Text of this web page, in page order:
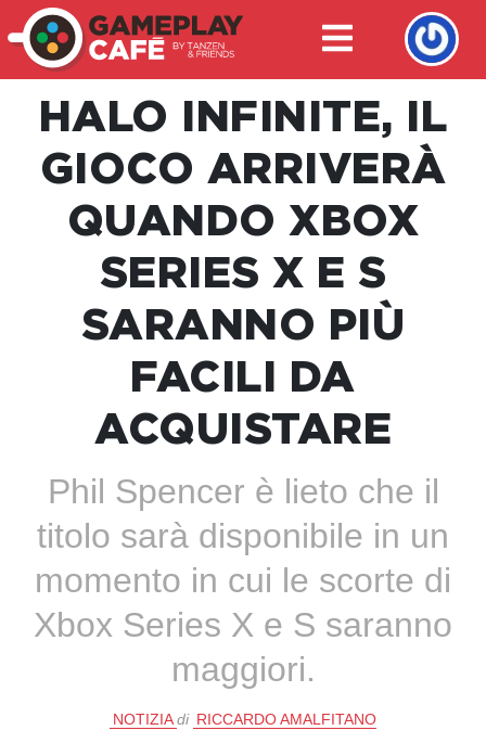
HALO INFINITE, IL
GIOCO ARRIVERÀ
QUANDO XBOX
SERIES X E S
SARANNO PIÙ
FACILI DA
ACQUISTARE
Phil Spencer è lieto che il
titolo sarà disponibile in un
momento in cui le scorte di
Xbox Series X e S saranno
maggiori.
NOTIZIA di RICCARDO AMALFITANO